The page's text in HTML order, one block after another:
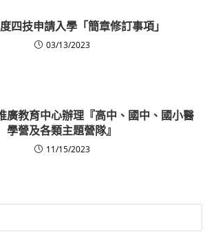
四技申請入學「簡章修訂事項」
03/13/2023
廣教育中心辦理『高中、國中、國小醫
學營及各類主題營隊』
11/15/2023